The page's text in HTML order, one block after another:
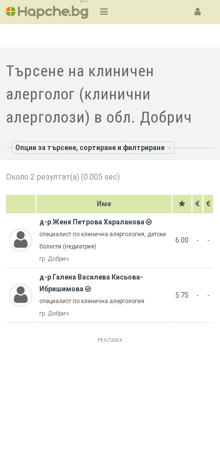
BETA
Търсене на клиничен
алерголог (клинични
алерголози) в обл. Добрич
Опции за търсене, сортиране и филтриране
Около 2 резултат(а) (0.005 sec)
Име
д-р Женя Петрова Хараланова
специалист по клинична алергология, детски
болести (педиатрия)
гр. Добрич
6.00 - -
д-р Галена Василева Кисьова-
Ибришимова
специалист по клинична алергология
гр. Добрич
5.75 - -
РЕКЛАМА